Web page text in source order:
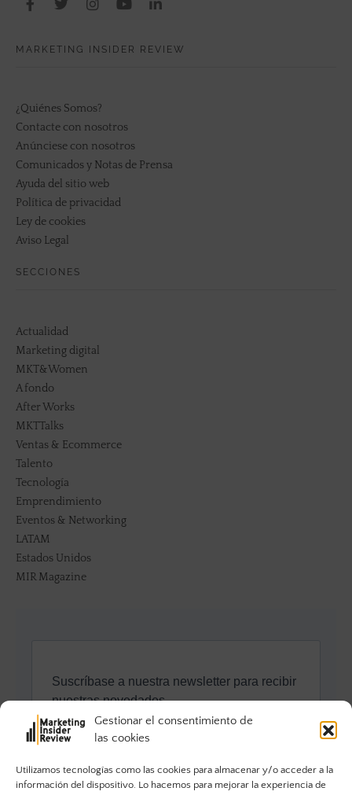
Gestionar el consentimiento de
las cookies
Utilizamos tecnologías como las cookies para almacenar y/o acceder a la
información del dispositivo. Lo hacemos para mejorar la experiencia de
MARKETING INSIDER REVIEW
¿Quiénes Somos?
Contacte con nosotros
Anúnciese con nosotros
Comunicados y Notas de Prensa
Ayuda del sitio web
Política de privacidad
Ley de cookies
Aviso Legal
SECCIONES
Actualidad
Marketing digital
MKT&Women
A fondo
After Works
MKTTalks
Ventas & Ecommerce
Talento
Tecnología
Emprendimiento
Eventos & Networking
LATAM
Estados Unidos
MIR Magazine